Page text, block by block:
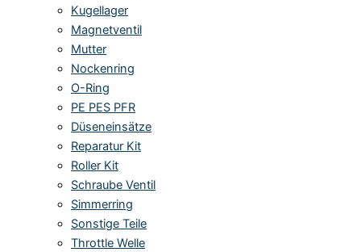
Kugellager
Magnetventil
Mutter
Nockenring
O-Ring
PE PES PFR
Düseneinsätze
Reparatur Kit
Roller Kit
Schraube Ventil
Simmerring
Sonstige Teile
Throttle Welle